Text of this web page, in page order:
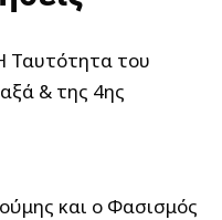
Ταυτότητα του
& της 4ης
και ο Φασισμός